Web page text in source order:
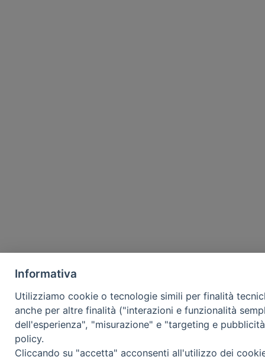
Informativa
Utilizziamo cookie o tecnologie simili per finalità
anche per altre finalità ("interazioni e funzionalità
dell'esperienza", "misurazione" e "targeting e
policy.
Cliccando su "accetta" acconsenti all'utilizzo dei